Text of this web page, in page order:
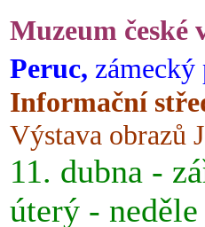
Muzeum české
Peruc, zámecký
Informační
Výstava obrazů
11. dubna -
úterý -